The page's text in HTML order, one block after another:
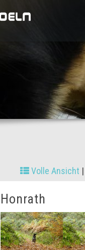
Volle Ansicht |
Honrath